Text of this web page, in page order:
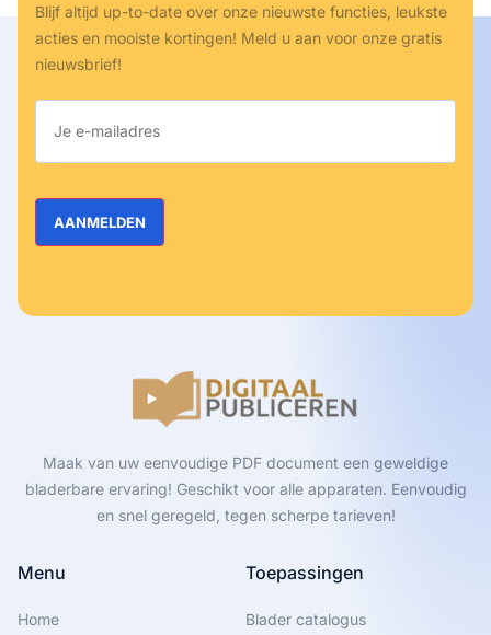
Blijf altijd up-to-date over onze nieuwste functies, leukste
acties en mooiste kortingen! Meld u aan voor onze gratis
nieuwsbrief!
Maak van uw eenvoudige PDF document een geweldige
bladerbare ervaring! Geschikt voor alle apparaten. Eenvoudig
en snel geregeld, tegen scherpe tarieven!
Menu
Home
Toepassingen
Blader catalogus